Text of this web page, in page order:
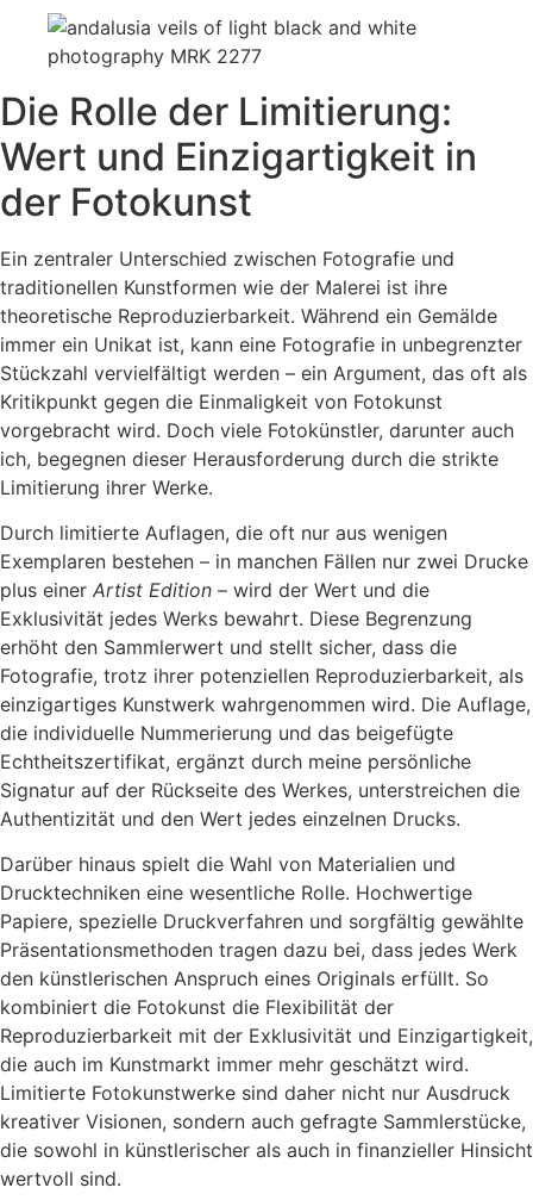
Die Rolle der Limitierung:
Wert und Einzigartigkeit in
der Fotokunst
Ein zentraler Unterschied zwischen Fotografie und
traditionellen Kunstformen wie der Malerei ist ihre
theoretische Reproduzierbarkeit. Während ein Gemälde
immer ein Unikat ist, kann eine Fotografie in unbegrenzter
Stückzahl vervielfältigt werden – ein Argument, das oft als
Kritikpunkt gegen die Einmaligkeit von Fotokunst
vorgebracht wird. Doch viele Fotokünstler, darunter auch
ich, begegnen dieser Herausforderung durch die strikte
Limitierung ihrer Werke.
Durch limitierte Auflagen, die oft nur aus wenigen
Exemplaren bestehen – in manchen Fällen nur zwei Drucke
plus einer Artist Edition – wird der Wert und die
Exklusivität jedes Werks bewahrt. Diese Begrenzung
erhöht den Sammlerwert und stellt sicher, dass die
Fotografie, trotz ihrer potenziellen Reproduzierbarkeit, als
einzigartiges Kunstwerk wahrgenommen wird. Die Auflage,
die individuelle Nummerierung und das beigefügte
Echtheitszertifikat, ergänzt durch meine persönliche
Signatur auf der Rückseite des Werkes, unterstreichen die
Authentizität und den Wert jedes einzelnen Drucks.
Darüber hinaus spielt die Wahl von Materialien und
Drucktechniken eine wesentliche Rolle. Hochwertige
Papiere, spezielle Druckverfahren und sorgfältig gewählte
Präsentationsmethoden tragen dazu bei, dass jedes Werk
den künstlerischen Anspruch eines Originals erfüllt. So
kombiniert die Fotokunst die Flexibilität der
Reproduzierbarkeit mit der Exklusivität und Einzigartigkeit,
die auch im Kunstmarkt immer mehr geschätzt wird.
Limitierte Fotokunstwerke sind daher nicht nur Ausdruck
kreativer Visionen, sondern auch gefragte Sammlerstücke,
die sowohl in künstlerischer als auch in finanzieller Hinsicht
wertvoll sind.